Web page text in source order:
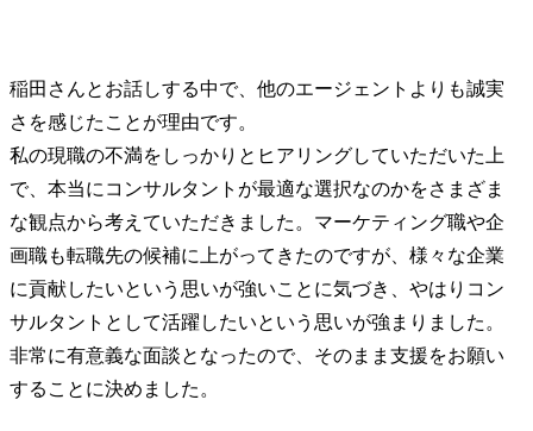
稲田さんとお話しする中で、他のエージェントよりも誠実
さを感じたことが理由です。
私の現職の不満をしっかりとヒアリングしていただいた上
で、本当にコンサルタントが最適な選択なのかをさまざま
な観点から考えていただきました。マーケティング職や企
画職も転職先の候補に上がってきたのですが、様々な企業
に貢献したいという思いが強いことに気づき、やはりコン
サルタントとして活躍したいという思いが強まりました。
非常に有意義な面談となったので、そのまま支援をお願い
することに決めました。